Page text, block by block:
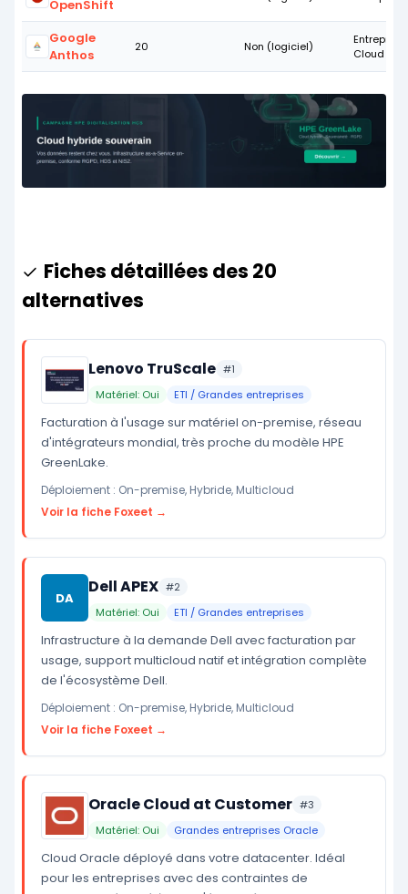
OpenShift
Google
Anthos
20 Non (logiciel)
Cloud
Fiches détaillées des 20
alternatives
Lenovo TruScale #1
Matériel: Oui
ETI / Grandes entreprises
Facturation à l'usage sur matériel on-premise, réseau
d'intégrateurs mondial, très proche du modèle HPE
GreenLake.
Déploiement : On-premise, Hybride, Multicloud
Voir la fiche Foxeet →
DA
Dell APEX #2
Matériel: Oui
ETI / Grandes entreprises
Infrastructure à la demande Dell avec facturation par
usage, support multicloud natif et intégration complète
de l'écosystème Dell.
Déploiement : On-premise, Hybride, Multicloud
Voir la fiche Foxeet →
Oracle Cloud at Customer #3
Matériel: Oui
Grandes entreprises Oracle
Cloud Oracle déployé dans votre datacenter. Idéal
pour les entreprises avec des contraintes de